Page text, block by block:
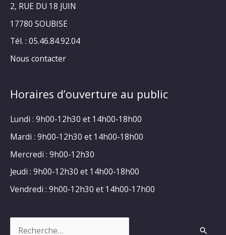
2, RUE DU 18 JUIN
17780 SOUBISE
Tél. : 05.46.84.92.04
Nous contacter
Horaires d’ouverture au public
Lundi : 9h00-12h30 et 14h00-18h00
Mardi : 9h00-12h30 et 14h00-18h00
Mercredi : 9h00-12h30
Jeudi : 9h00-12h30 et 14h00-18h00
Vendredi : 9h00-12h30 et 14h00-17h00